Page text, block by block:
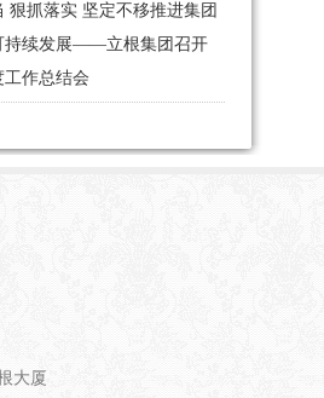
狠抓落实 坚定不移推进集团
持续发展——立根集团召开
工作总结会
大厦